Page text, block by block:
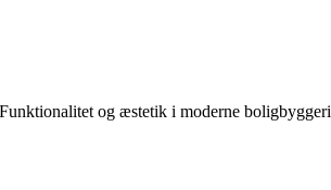
Funktionalitet og æstetik i moderne boligbyggeri